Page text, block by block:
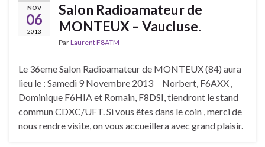
NOV
06
2013
Salon Radioamateur de
MONTEUX – Vaucluse.
ParLaurent F8ATM
Le 36eme Salon Radioamateur de MONTEUX (84) aura
lieu le : Samedi 9 Novembre 2013 Norbert, F6AXX ,
Dominique F6HIA et Romain, F8DSI, tiendront le stand
commun CDXC/UFT. Si vous êtes dans le coin , merci de
nous rendre visite, on vous accueillera avec grand plaisir.